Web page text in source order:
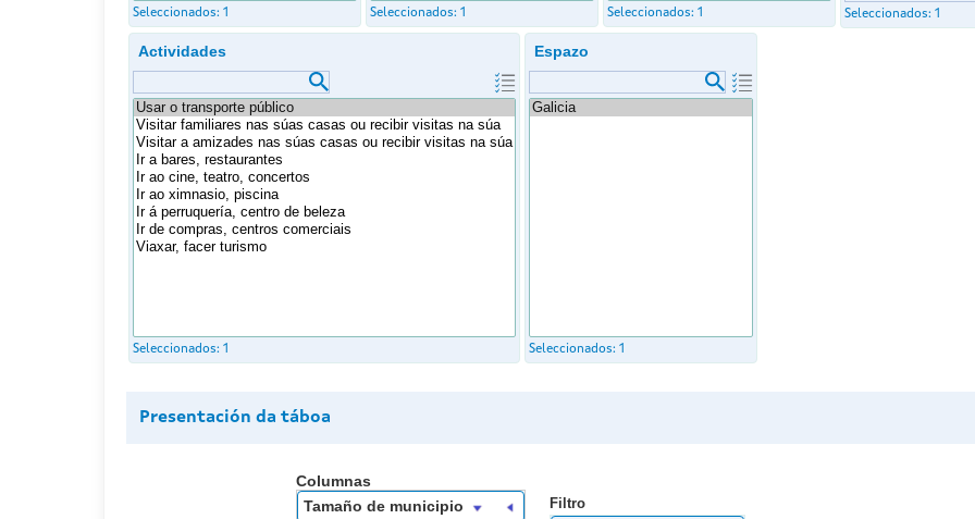
Seleccionados: 1 Seleccionados: 1 Seleccionados: 1
Seleccionados: 1
Actividades
Seleccionados: 1
Espazo
Seleccionados: 1
Presentación da táboa
Columnas
Tamaño de municipio
Filtro